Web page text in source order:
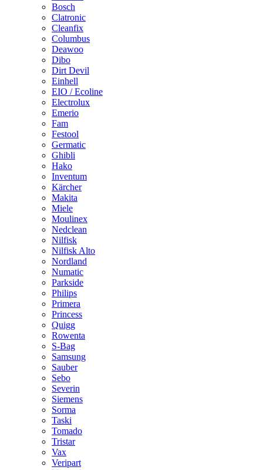
Bosch
Clatronic
Cleanfix
Columbus
Deawoo
Dibo
Dirt Devil
Einhell
EIO / Ecoline
Electrolux
Emerio
Fam
Festool
Germatic
Ghibli
Hako
Inventum
Kärcher
Makita
Miele
Moulinex
Nedclean
Nilfisk
Nilfisk Alto
Nordland
Numatic
Parkside
Philips
Primera
Princess
Quigg
Rowenta
S-Bag
Samsung
Sauber
Sebo
Severin
Siemens
Sorma
Taski
Tomado
Tristar
Vax
Veripart